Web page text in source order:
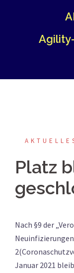
Platz
Nach §9 der
Januar 2021